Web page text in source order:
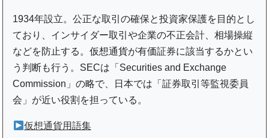
1934年設立。公正な取引の確保と投資家保護を目的とし
ており、インサイダー取引や企業の不正会計、相場操縦
などを防止する。仮想通貨が有価証券に該当するかとい
う判断も行う。SECは「Securities and Exchange
Commission」の略で、日本では「証券取引等監視委員
会」が近い役割を担っている。
仮想通貨用語集